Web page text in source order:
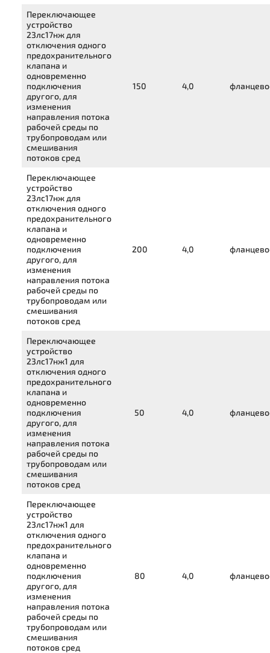
Переключающее
устройство
23лс17нж для
отключения одного
предохранительного
клапана и
одновременно
подключения
другого, для
изменения
направления потока
рабочей среды по
трубопроводам или
смешивания
потоков сред
150 4,0
Переключающее
устройство
23лс17нж для
отключения одного
предохранительного
клапана и
одновременно
подключения
другого, для
изменения
направления потока
рабочей среды по
трубопроводам или
смешивания
потоков сред
200 4,0
Переключающее
устройство
23лс17нж1 для
отключения одного
предохранительного
клапана и
одновременно
подключения
другого, для
изменения
направления потока
рабочей среды по
трубопроводам или
смешивания
потоков сред
50 4,0
Переключающее
устройство
23лс17нж1 для
отключения одного
предохранительного
клапана и
одновременно
подключения
другого, для
изменения
направления потока
рабочей среды по
трубопроводам или
смешивания
потоков сред
80 4,0